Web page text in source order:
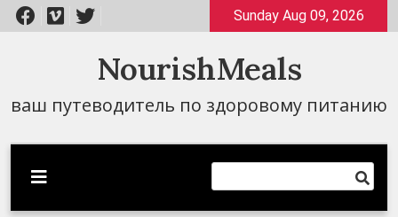
Перейти
к
Sunday Aug 09, 2026
NourishMeals
ваш путеводитель по здоровому питанию